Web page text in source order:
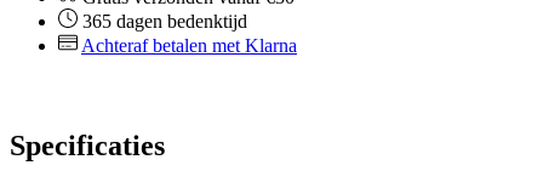
365 dagen bedenktijd
Achteraf betalen met Klarna
Specificaties